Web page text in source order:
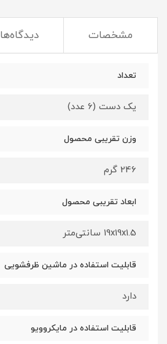
مشخصات دیدگاه‌ها
تعداد
یک دست (6 عدد)
وزن تقریبی محصول
246 گرم
ابعاد تقریبی محصول
19x19x1.5 سانتی‌متر
قابلیت استفاده در ماشین ظرفشویی
دارد
قابلیت استفاده در مایکروویو